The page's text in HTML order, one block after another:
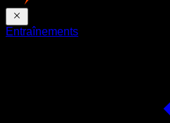
Entraînements